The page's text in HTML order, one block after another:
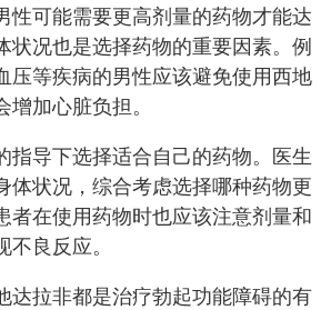
性可能需要更高剂量的药物才能达
状况也是选择药物的重要因素。例
压等疾病的男性应该避免使用西地
加心脏负担。
指导下选择适合自己的药物。医生
体状况，综合考虑选择哪种药物更
者在使用药物时也应该注意剂量和
良反应。
达拉非都是治疗勃起功能障碍的有